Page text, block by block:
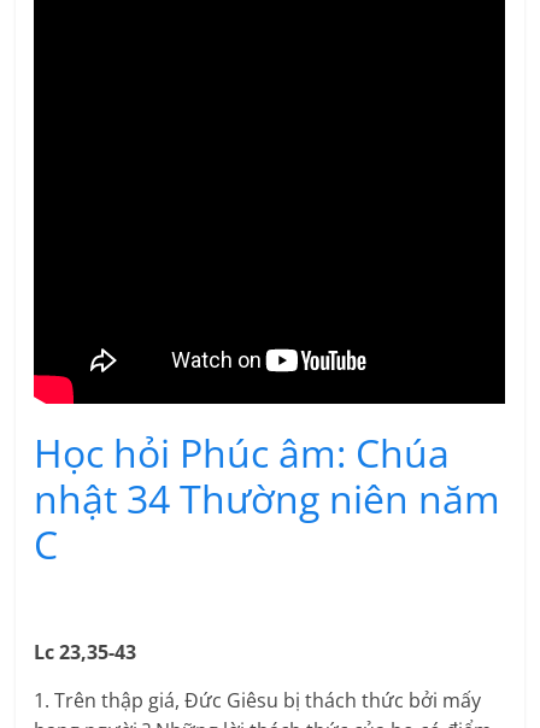
Học hỏi Phúc âm: Chúa
nhật 34 Thường niên năm
C
Lc 23,35-43
1. Trên thập giá, Đức Giêsu bị thách thức bởi mấy